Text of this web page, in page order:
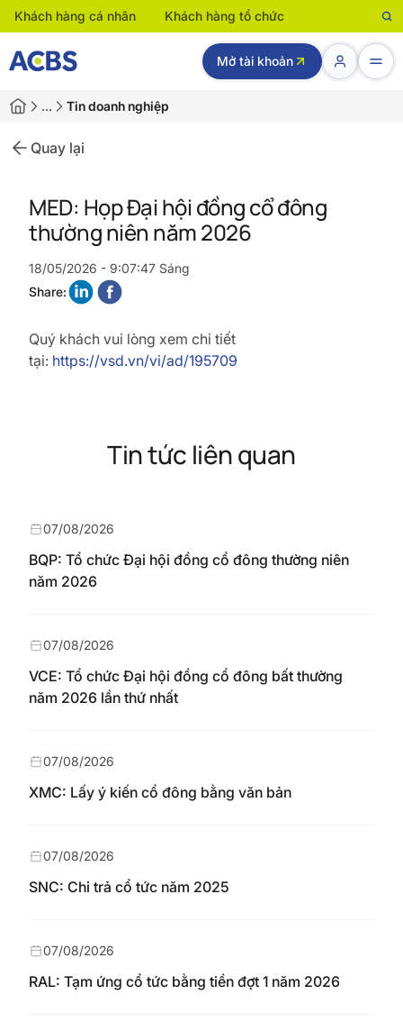
Khách hàng cá nhân Khách hàng tổ chức
Mở tài khoản
… Tin doanh nghiệp
Quay lại
MED: Họp Đại hội đồng cổ đông
thường niên năm 2026
18/05/2026 - 9:07:47 Sáng
Share:
Quý khách vui lòng xem chi tiết
tại: https://vsd.vn/vi/ad/195709
Tin tức liên quan
BQP: Tổ chức Đại hội đồng cổ đông thường niên
năm 2026
07/08/2026
VCE: Tổ chức Đại hội đồng cổ đông bất thường
năm 2026 lần thứ nhất
07/08/2026
XMC: Lấy ý kiến cổ đông bằng văn bản
07/08/2026
SNC: Chi trả cổ tức năm 2025
07/08/2026
RAL: Tạm ứng cổ tức bằng tiền đợt 1 năm 2026
07/08/2026